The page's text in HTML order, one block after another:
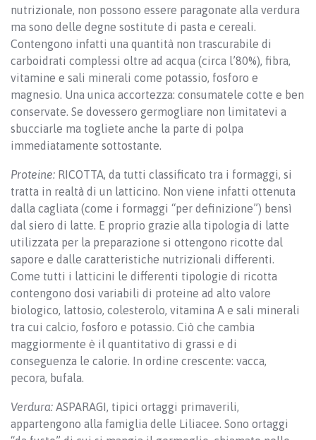
nutrizionale, non possono essere paragonate alla verdura
ma sono delle degne sostitute di pasta e cereali.
Contengono infatti una quantità non trascurabile di
carboidrati complessi oltre ad acqua (circa l’80%), fibra,
vitamine e sali minerali come potassio, fosforo e
magnesio. Una unica accortezza: consumatele cotte e ben
conservate. Se dovessero germogliare non limitatevi a
sbucciarle ma togliete anche la parte di polpa
immediatamente sottostante.
Proteine: RICOTTA, da tutti classificato tra i formaggi, si
tratta in realtà di un latticino. Non viene infatti ottenuta
dalla cagliata (come i formaggi “per definizione”) bensì
dal siero di latte. E proprio grazie alla tipologia di latte
utilizzata per la preparazione si ottengono ricotte dal
sapore e dalle caratteristiche nutrizionali differenti.
Come tutti i latticini le differenti tipologie di ricotta
contengono dosi variabili di proteine ad alto valore
biologico, lattosio, colesterolo, vitamina A e sali minerali
tra cui calcio, fosforo e potassio. Ciò che cambia
maggiormente è il quantitativo di grassi e di
conseguenza le calorie. In ordine crescente: vacca,
pecora, bufala.
Verdura: ASPARAGI, tipici ortaggi primaverili,
appartengono alla famiglia delle Liliacee. Sono ortaggi